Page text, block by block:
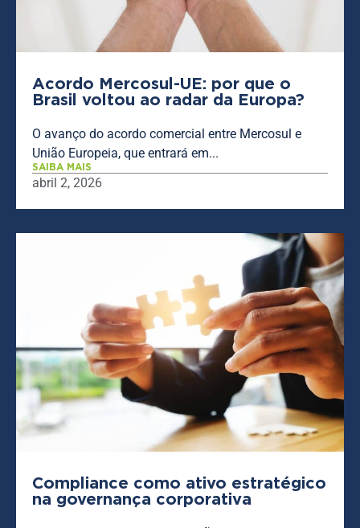
Acordo Mercosul-UE: por que o
Brasil voltou ao radar da Europa?
O avanço do acordo comercial entre Mercosul e
União Europeia, que entrará em...
SAIBA MAIS
abril 2, 2026
Compliance como ativo estratégico
na governança corporativa